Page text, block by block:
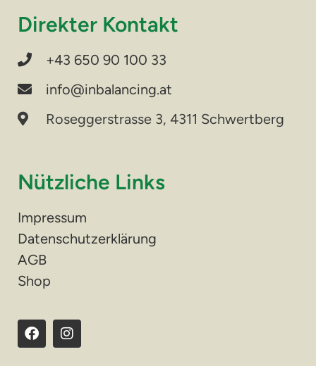
Direkter Kontakt
+43 650 90 100 33
info@inbalancing.at
Roseggerstrasse 3, 4311 Schwertberg
Nützliche Links
Impressum
Datenschutzerklärung
AGB
Shop